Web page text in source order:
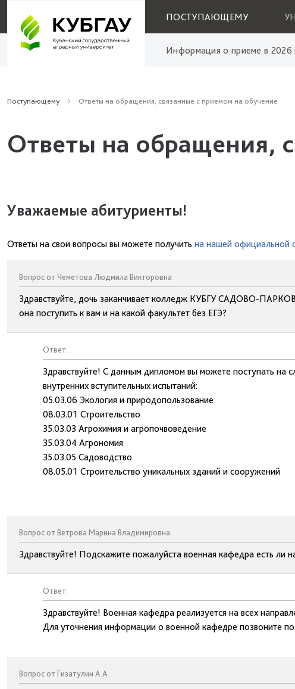
ПОСТУПАЮЩЕМУ
Информация о приеме в 2026
Поступающему Ответы на обращения, связанные с приемом на обучение
Ответы на обращения,
Уважаемые абитуриенты!
Ответы на свои вопросы вы можете получить на нашей официальной
Вопрос от Чеметова Людмила Викторовна
Здравствуйте, дочь заканчивает колледж КУБГУ САДОВО-
она поступить к вам и на какой факультет без ЕГЭ?
Ответ:
Здравствуйте! С данным дипломом вы можете поступать на
внутренних вступительных испытаний:
05.03.06 Экология и природопользование
08.03.01 Строительство
35.03.03 Агрохимия и агропочвоведение
35.03.04 Агрономия
35.03.05 Садоводство
08.05.01 Строительство уникальных зданий и сооружений
Вопрос от Ветрова Марина Владимировна
Здравствуйте! Подскажите пожалуйста военная кафедра есть ли
Ответ:
Здравствуйте! Военная кафедра реализуется на всех
Для уточнения информации о военной кафедре позвоните
Вопрос от Гизатулин А.А